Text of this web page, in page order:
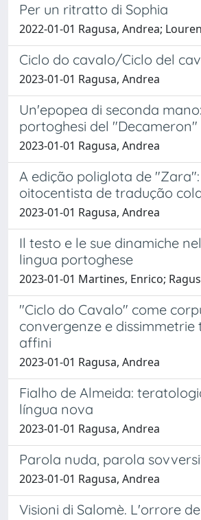
Per un ritratto di Sophia
2022-01-01 Ragusa, Andrea;
Ciclo do cavalo/Ciclo del
2023-01-01 Ragusa, Andrea
Un'epopea di seconda
portoghesi del "Decameron"
2023-01-01 Ragusa, Andrea
A edição poliglota de
oitocentista de tradução
2023-01-01 Ragusa, Andrea
Il testo e le sue dinamiche
lingua portoghese
2023-01-01 Martines, Enrico;
"Ciclo do Cavalo" come
convergenze e dissimmetrie
affini
2023-01-01 Ragusa, Andrea
Fialho de Almeida:
língua nova
2023-01-01 Ragusa, Andrea
Parola nuda, parola
2023-01-01 Ragusa, Andrea
Visioni di Salomè. L'orrore